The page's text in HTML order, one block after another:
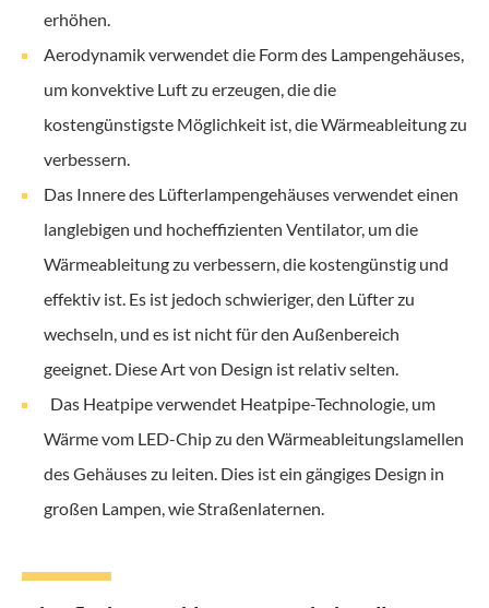
erhöhen.
Aerodynamik verwendet die Form des Lampengehäuses,
um konvektive Luft zu erzeugen, die die
kostengünstigste Möglichkeit ist, die Wärmeableitung zu
verbessern.
Das Innere des Lüfterlampengehäuses verwendet einen
langlebigen und hocheffizienten Ventilator, um die
Wärmeableitung zu verbessern, die kostengünstig und
effektiv ist. Es ist jedoch schwieriger, den Lüfter zu
wechseln, und es ist nicht für den Außenbereich
geeignet. Diese Art von Design ist relativ selten.
Das Heatpipe verwendet Heatpipe-Technologie, um
Wärme vom LED-Chip zu den Wärmeableitungslamellen
des Gehäuses zu leiten. Dies ist ein gängiges Design in
großen Lampen, wie Straßenlaternen.